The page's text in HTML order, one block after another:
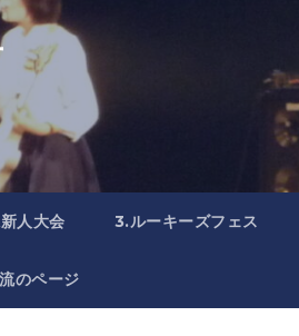
人大会 3.ルーキーズフェス
のページ